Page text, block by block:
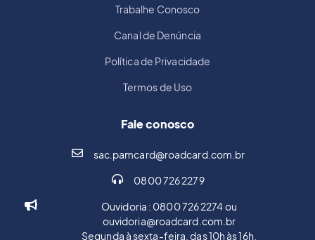
Trabalhe Conosco
Canal de Denúncia
Política de Privacidade
Termos de Uso
Fale conosco
sac.pamcard@roadcard.com.br
0800 726 2279
Ouvidoria : 0800 726 2274 ou
ouvidoria@roadcard.com.br
Segunda à sexta-feira, das 10h às 16h.